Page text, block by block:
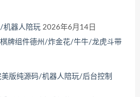
机器人陪玩 2026年6月14日
牌组件德州/炸金花/牛牛/龙虎斗带
版纯源码/机器人陪玩/后台控制